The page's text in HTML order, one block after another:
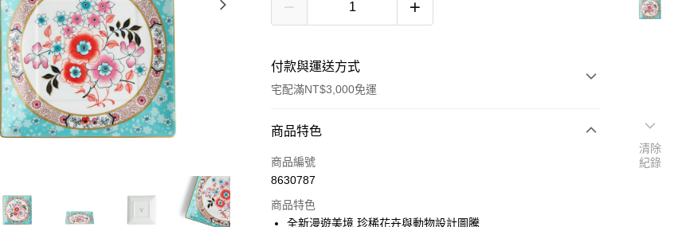
付款與運送方式
宅配滿NT$3,000免運
付款方式
信用卡一次付款
3 期 0 利率 每期 NT$700
商品特色
商品編號
8630787
商品特色
全新漫遊美境 珍稀花卉與動物設計圖騰
清除
紀錄